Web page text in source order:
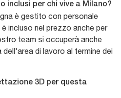
inclusi per chi vive a Milano?
è gestito con personale
incluso nel prezzo anche per
team si occuperà anche
dell'area di lavoro al termine dei
3D per questa